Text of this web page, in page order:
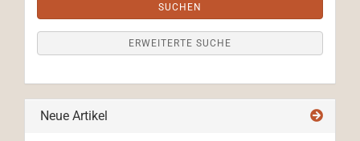
SUCHEN
ERWEITERTE SUCHE
Neue Artikel